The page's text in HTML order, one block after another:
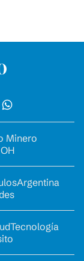
Minero
Argentina
Tecnología